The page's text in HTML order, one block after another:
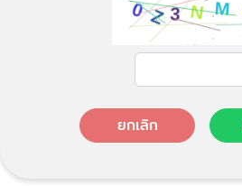
ยกเลิก